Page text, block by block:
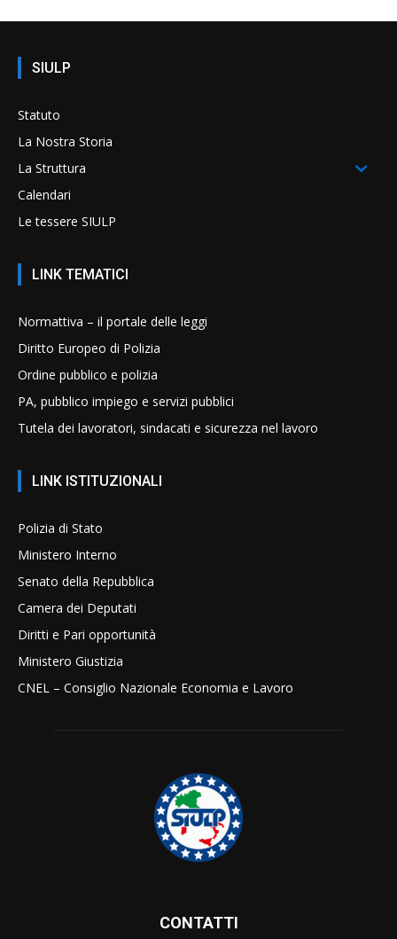
SIULP
Statuto
La Nostra Storia
La Struttura
Calendari
Le tessere SIULP
LINK TEMATICI
Normattiva – il portale delle leggi
Diritto Europeo di Polizia
Ordine pubblico e polizia
PA, pubblico impiego e servizi pubblici
Tutela dei lavoratori, sindacati e sicurezza nel lavoro
LINK ISTITUZIONALI
Polizia di Stato
Ministero Interno
Senato della Repubblica
Camera dei Deputati
Diritti e Pari opportunità
Ministero Giustizia
CNEL – Consiglio Nazionale Economia e Lavoro
CONTATTI